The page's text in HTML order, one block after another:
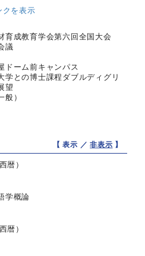
クを表示
育成教育学会第六回全国大会
議
ドーム前キャンパス
学との博士課程ダブルディグリ
望
般）
【 表示 ／非表示 】
暦）
学概論
暦）